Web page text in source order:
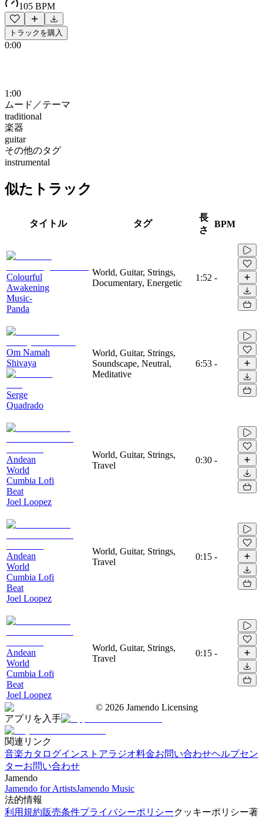
105 BPM
トラックを購入
0:00
1:00
ムード／テーマ
traditional
楽器
guitar
その他のタグ
instrumental
似たトラック
タイトル タグ
長
さ
BPM
Colourful
Awakening
Music-
Panda
World, Guitar, Strings,
Documentary, Energetic
1:52 -
Om Namah
Shivaya
Serge
Quadrado
World, Guitar, Strings,
Soundscape, Neutral,
Meditative
6:53 -
Andean
World
Cumbia Lofi
Beat
Joel Loopez
World, Guitar, Strings,
Travel
0:30 -
Andean
World
Cumbia Lofi
Beat
Joel Loopez
World, Guitar, Strings,
Travel
0:15 -
Andean
World
Cumbia Lofi
Beat
Joel Loopez
World, Guitar, Strings,
Travel
0:15 -
© 2026 Jamendo Licensing
アプリを入手
関連リンク
音楽カタログインストアラジオ料金お問い合わせヘルプセン
ターお問い合わせ
Jamendo
Jamendo for ArtistsJamendo Music
法的情報
利用規約販売条件プライバシーポリシークッキーポリシー著